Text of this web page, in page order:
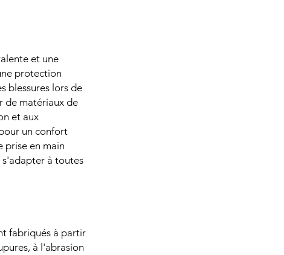
et une
protection
blessures lors de
de matériaux de
et aux
un confort
prise en main
s'adapter à toutes
fabriqués à partir
à l'abrasion